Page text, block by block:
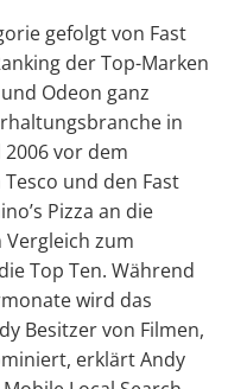
gefolgt von Fast
der Top-Marken
Odeon ganz
in
vor dem
und den Fast
Pizza an die
Vergleich zum
Top Ten. Während
wird das
Besitzer von Filmen,
erklärt Andy